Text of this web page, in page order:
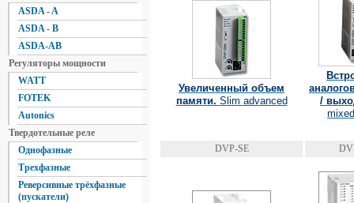
ASDA - A
ASDA - B
ASDA-AB
Регуляторы мощности
WATT
FOTEK
Autonics
Твердотельные реле
Однофазные
Трехфазные
Реверсивные трёхфазные
(пускатели)
Увеличенный объем
памяти. Slim advanced
/
DVP-SE